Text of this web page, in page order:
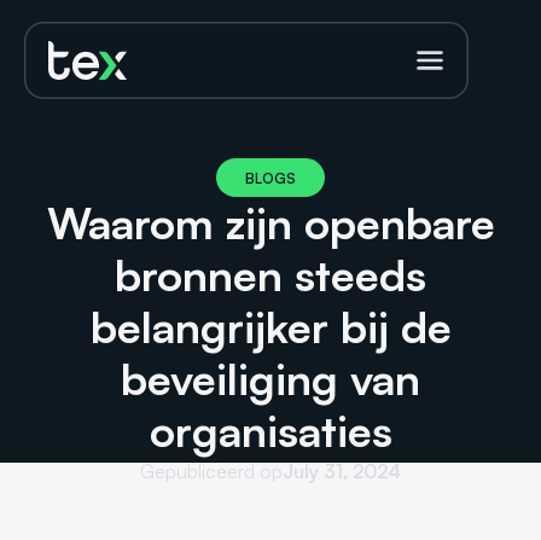
BLOGS
Waarom zijn openbare
bronnen steeds
belangrijker bij de
beveiliging van
organisaties
Gepubliceerd opJuly 31, 2024